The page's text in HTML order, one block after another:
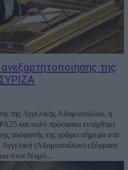
της
της Αγγελικής Αδαμοπούλου, η
και πολύ πρόσφατα εντάχθηκε
στον Νομό...